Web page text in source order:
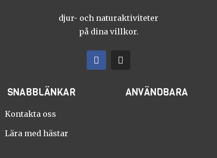
djur- och naturaktiviteter
på dina villkor.
F
a
c
I
n
a
SNABBLÄNKAR
Kontakta oss
Lära med hästar
ANVÄNDBARA